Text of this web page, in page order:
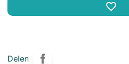
favorite_border
Delen